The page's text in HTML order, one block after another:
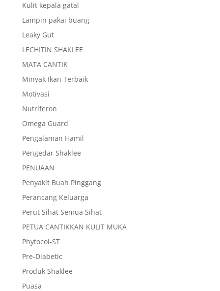
Kulit kepala gatal
Lampin pakai buang
Leaky Gut
LECHITIN SHAKLEE
MATA CANTIK
Minyak Ikan Terbaik
Motivasi
Nutriferon
Omega Guard
Pengalaman Hamil
Pengedar Shaklee
PENUAAN
Penyakit Buah Pinggang
Perancang Keluarga
Perut Sihat Semua Sihat
PETUA CANTIKKAN KULIT MUKA
Phytocol-ST
Pre-Diabetic
Produk Shaklee
Puasa